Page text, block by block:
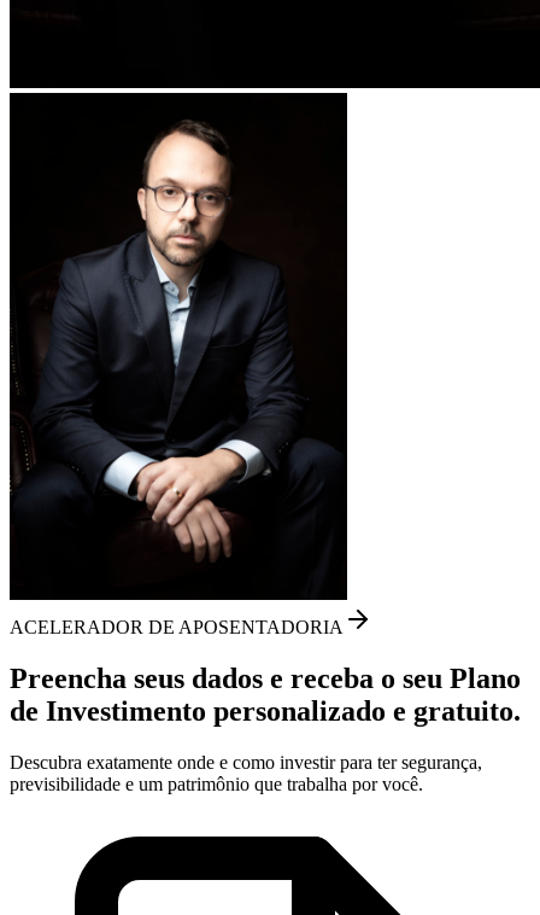
ACELERADOR DE APOSENTADORIA
Preencha seus dados e receba o seu Plano
de Investimento personalizado e gratuito.
Descubra exatamente onde e como investir para ter segurança,
previsibilidade e um patrimônio que trabalha por você.